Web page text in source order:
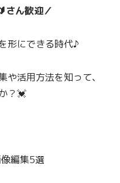
さん歓迎／
形にできる時代♪
活用方法を知って、
？💓
編集5選